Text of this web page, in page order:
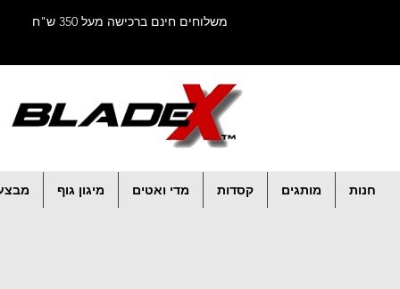
משלוחים חינם ברכישה מעל 350 ש"ח
חנות מותגים קסדות מדי ואטים מיגון גוף